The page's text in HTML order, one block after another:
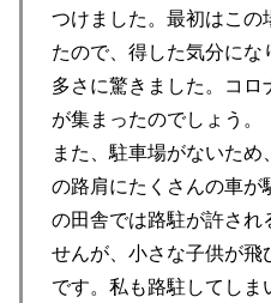
つけました。最初はこの
たので、得した気分に
多さに驚きました。コロ
が集まったのでしょう。
また、駐車場がないた
の路肩にたくさんの車が
の田舎では路駐が許され
せんが、小さな子供が飛
です。私も路駐してし